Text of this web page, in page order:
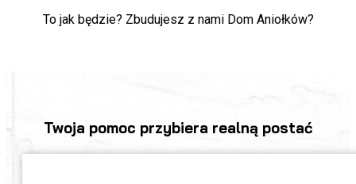
To jak będzie? Zbudujesz z nami Dom Aniołków?
Twoja pomoc przybiera realną postać